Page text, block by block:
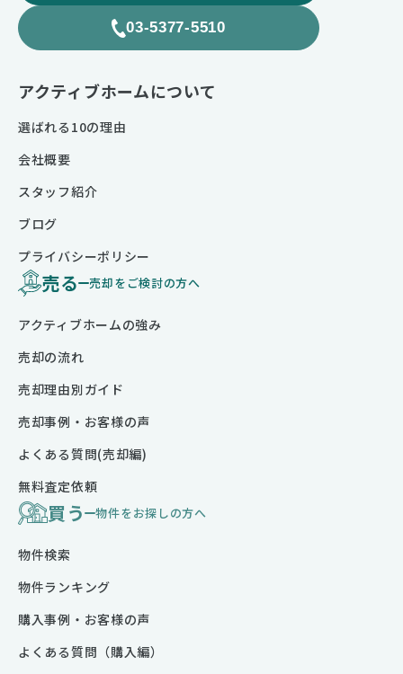
03-5377-5510
売る 売却をご検討の方へ
アクティブホームの強み
売却の流れ
売却理由別ガイド
売却事例・お客様の声
よくある質問(売却編)
無料査定依頼
買う 物件をお探しの方へ
物件検索
物件ランキング
購入事例・お客様の声
よくある質問（購入編）
アクティブホームについて
選ばれる10の理由
会社概要
スタッフ紹介
ブログ
プライバシーポリシー